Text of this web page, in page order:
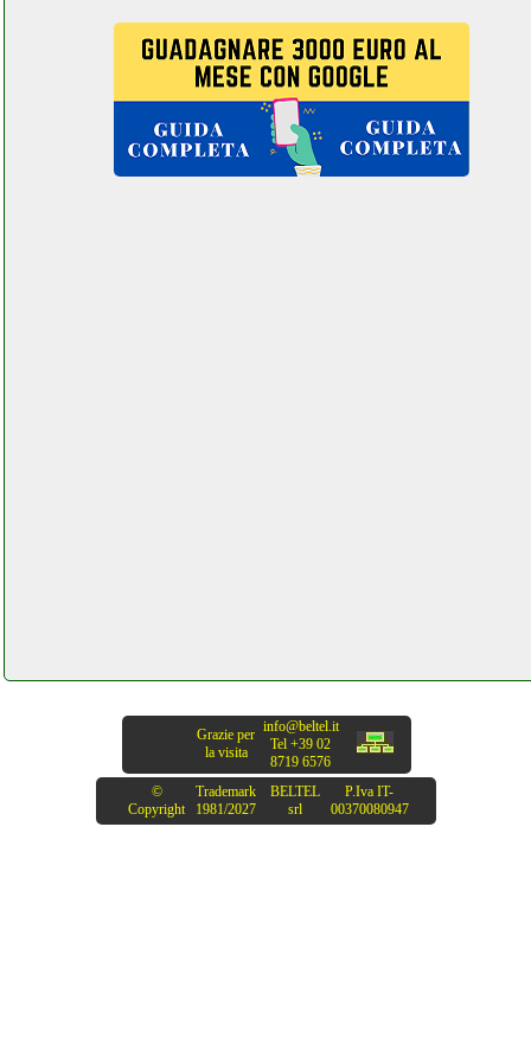
Grazie per
la visita
info@beltel.it
Tel +39 02
8719 6576
©
Copyright
Trademark
1981/2027
BELTEL
srl
P.Iva IT-
00370080947